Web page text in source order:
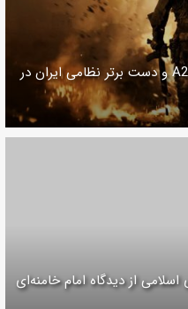
دستیابی ایران به سلاح پیشرفته A2AD و دست برتر نظامی ایران در
از دیدگاه امام خامنه‌ای